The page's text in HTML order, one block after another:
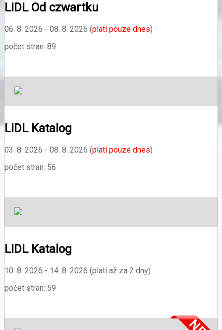
LIDL Od czwartku
06. 8. 2026 - 08. 8. 2026 (platí pouze dnes)
počet stran: 89
LIDL Katalog
03. 8. 2026 - 08. 8. 2026 (platí pouze dnes)
počet stran: 56
LIDL Katalog
10. 8. 2026 - 14. 8. 2026 (platí až za 2 dny)
počet stran: 59